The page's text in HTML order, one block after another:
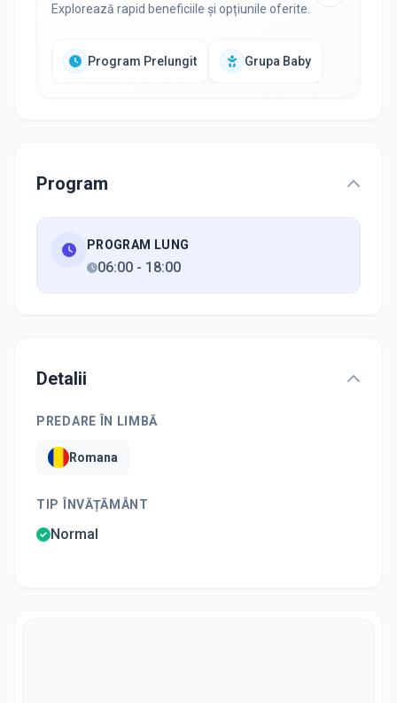
Explorează rapid beneficiile și opțiunile oferite.
Program Prelungit Grupa Baby
Program
PROGRAM LUNG
06:00 - 18:00
Detalii
PREDARE ÎN LIMBĂ
Romana
TIP ÎNVĂȚĂMÂNT
Normal